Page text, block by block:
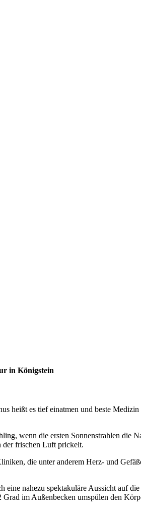
in Königstein
heißt es tief einatmen und beste
wenn die ersten Sonnenstrahlen die
der frischen Luft prickelt.
die unter anderem Herz- und
nahezu spektakuläre Aussicht auf
im Außenbecken umspülen den